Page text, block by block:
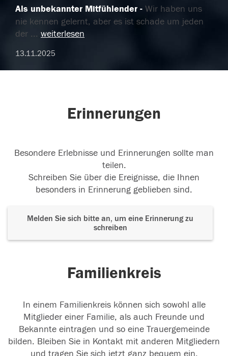
Als unbekannter Mitfühlender
Wir haben uns
nie kennen gelernt, aber es ist schade um jeden
der ... weiterlesen
13.11.2025
Erinnerungen
Besondere Erlebnisse und Erinnerungen sollte man
teilen.
Schreiben Sie über die Ereignisse, die Ihnen
besonders in Erinnerung geblieben sind.
Melden Sie sich bitte an, um eine Erinnerung zu
schreiben
Familienkreis
In einem Familienkreis können sich sowohl alle
Mitglieder einer Familie, als auch Freunde und
Bekannte eintragen und so eine Trauergemeinde
bilden. Bleiben Sie in Kontakt mit anderen Mitgliedern
und tragen Sie sich jetzt ganz bequem ein.